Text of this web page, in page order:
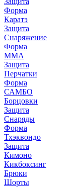
Форма
Каратэ
Защита
Снаряжение
Форма
ММА
Защита
Перчатки
Форма
САМБО
Борцовки
Защита
Снаряды
Форма
Тхэквондо
Защита
Кимоно
Кикбоксинг
Брюки
Шорты